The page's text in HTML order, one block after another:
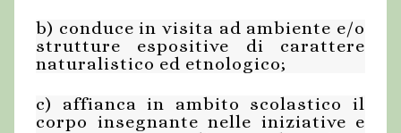
b) conduce in visita ad ambiente e/o
strutture espositive di carattere
naturalistico ed etnologico;
c) affianca in ambito scolastico il
corpo insegnante nelle iniziative e